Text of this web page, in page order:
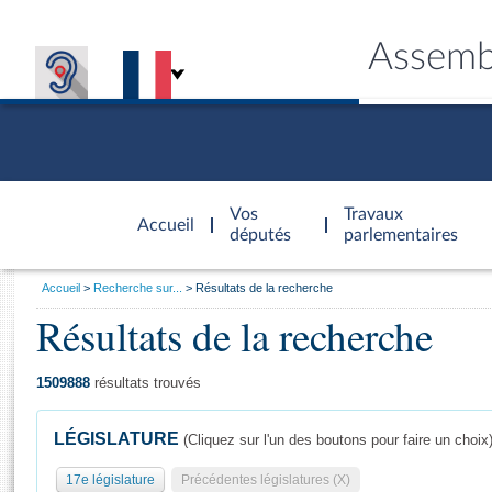
Accueil
d'accueil
Vos
députés
Travaux
parlementaires
Général
Vous
Accueil Recherche sur... Résultats de la recherche
Résultats de la recherche
1509888 résultats trouvés
LÉGISLATURE (Cliquez sur l'un des boutons pour faire un choix)
17e législature Précédentes législatures (X)